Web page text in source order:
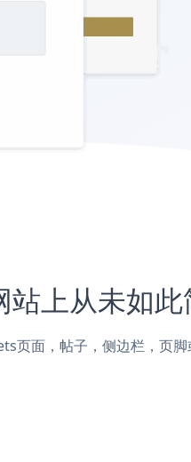
上从未如此
页面，帖子，侧边栏，页脚